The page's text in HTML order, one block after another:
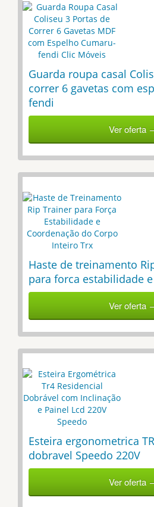
Guarda roupa casal
correr 6 gavetas com
fendi
Ver oferta
Haste de treinamento
para forca estabilidade
Ver oferta
Esteira ergonometrica
dobravel Speedo 220V
Ver oferta